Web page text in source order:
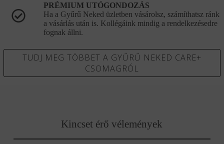
PRÉMIUM UTÓGONDOZÁS
Ha a Gyűrű Neked üzletben vásárolsz, számíthatsz ránk
a vásárlás után is. Kollégáink mindig a rendelkezésedre
fognak állni.
TUDJ MEG TÖBBET A GYŰRŰ NEKED CARE+
CSOMAGRÓL
Kincset érő vélemények